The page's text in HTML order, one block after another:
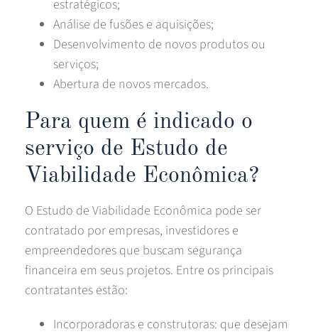
estratégicos;
Análise de fusões e aquisições;
Desenvolvimento de novos produtos ou
serviços;
Abertura de novos mercados.
Para quem é indicado o
serviço de Estudo de
Viabilidade Econômica?
O Estudo de Viabilidade Econômica pode ser
contratado por empresas, investidores e
empreendedores que buscam segurança
financeira em seus projetos. Entre os principais
contratantes estão:
Incorporadoras e construtoras: que desejam